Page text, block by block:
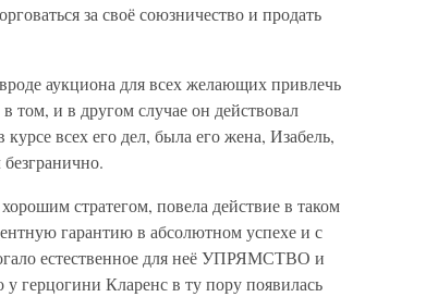
за своё союзничество и продать
аукциона для всех желающих привлечь
том, и в другом случае он действовал
всех его дел, была его жена, Изабель,
стратегом, повела действие в таком
гарантию в абсолютном успехе и с
естественное для неё УПРЯМСТВО и
герцогини Кларенс в ту пору появилась